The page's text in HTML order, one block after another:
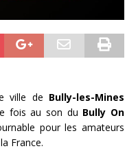
ville de Bully-les-Mines
fois au son du Bully On
pour les amateurs
France.